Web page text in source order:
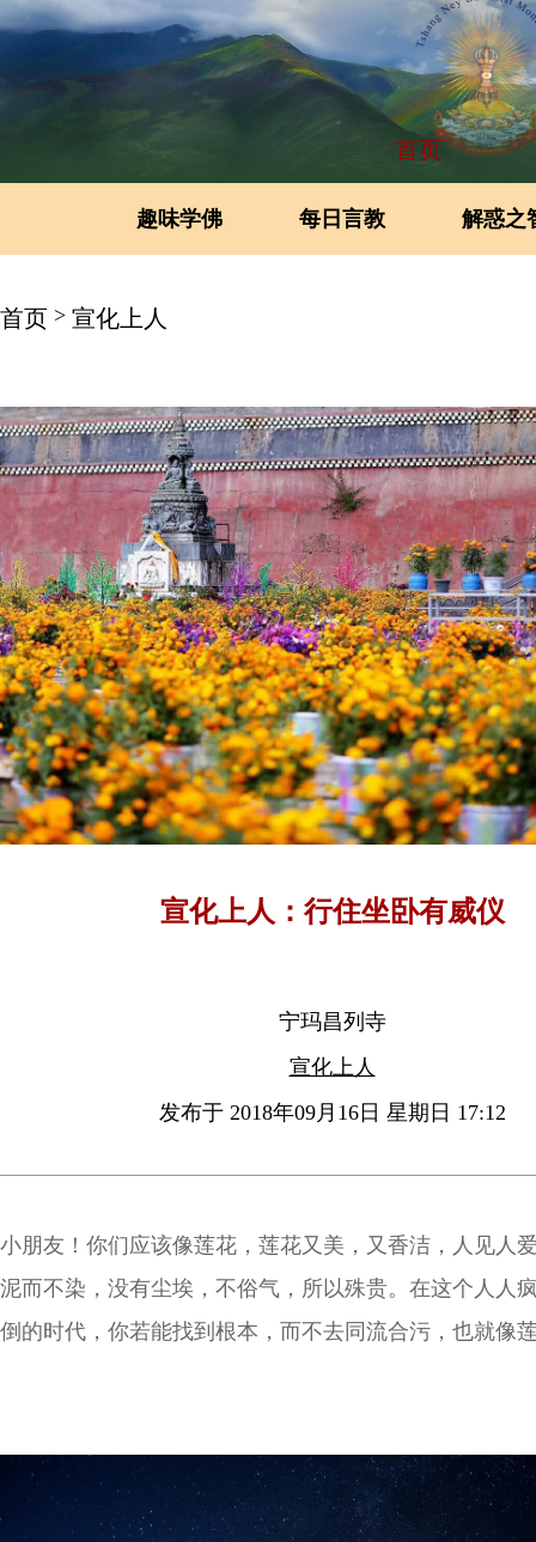
首页
趣味学佛 每日言教 解惑之
首页 > 宣化上人
宣化上人：行住坐卧有威仪
宁玛昌列寺
宣化上人
发布于 2018年09月16日 星期日 17:12
小朋友！你们应该像莲花，莲花又美，又香洁，人见人
泥而不染，没有尘埃，不俗气，所以殊贵。在这个人人
倒的时代，你若能找到根本，而不去同流合污，也就像